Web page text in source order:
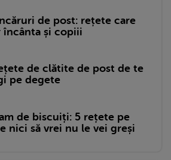
de post: rețete care
încânta și copiii
de clătite de post de te
pe degete
de biscuiți: 5 rețete pe
nici să vrei nu le vei greși